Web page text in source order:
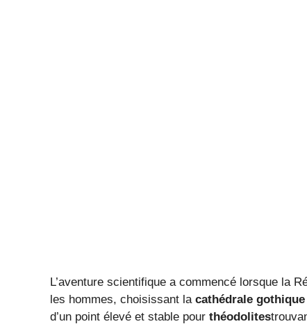
L’aventure scientifique a commencé lorsque la
les hommes, choisissant la cathédrale gothique
d’un point élevé et stable pour théodolites